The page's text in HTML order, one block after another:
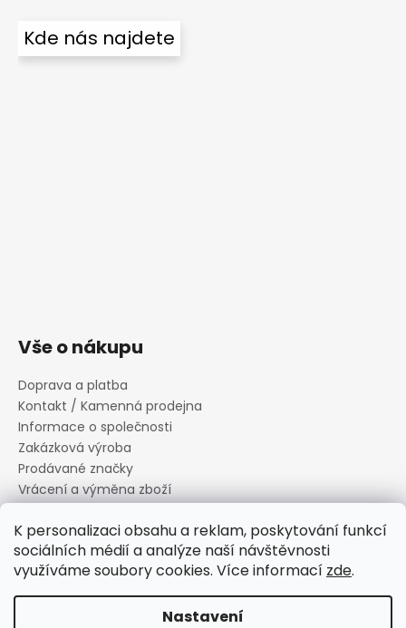
K personalizaci obsahu a reklam, poskytování funkcí
sociálních médií a analýze naší návštěvnosti
využíváme soubory cookies. Více informací zde.
Nastavení
Kde nás najdete
Vše o nákupu
Doprava a platba
Kontakt / Kamenná prodejna
Informace o společnosti
Zakázková výroba
Prodávané značky
Vrácení a výměna zboží
Informace o souborech cookies
Reklamační řád
Obchodní podmínky